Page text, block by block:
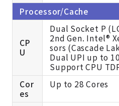
Processor/Cache
CP
U
Dual Socket P
2nd Gen. Intel®
sors (Cascade
Dual UPI up to
Support CPU
Cor
es
Up to 28 Cores